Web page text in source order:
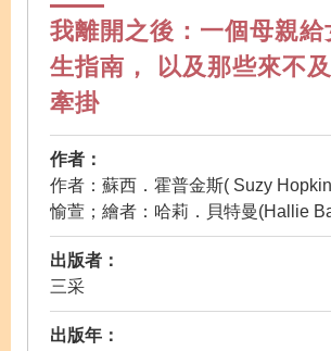
我離開之後：一個母親給
生指南， 以及那些來不
牽掛
作者：
作者：蘇西．霍普金斯( Suzy
愉萱；繪者：哈莉．貝特曼(Hallie
出版者：
三采
出版年：